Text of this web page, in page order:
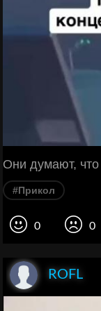
Они думают,
#Прикол
0 0
ROFL